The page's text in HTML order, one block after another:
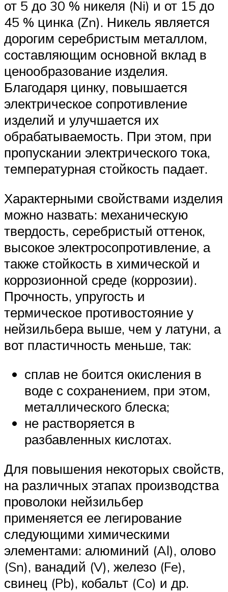
от 5 до 30 % никеля (Ni) и от 15 до
45 % цинка (Zn). Никель является
дорогим серебристым металлом,
составляющим основной вклад в
ценообразование изделия.
Благодаря цинку, повышается
электрическое сопротивление
изделий и улучшается их
обрабатываемость. При этом, при
пропускании электрического тока,
температурная стойкость падает.
Характерными свойствами изделия
можно назвать: механическую
твердость, серебристый оттенок,
высокое электросопротивление, а
также стойкость в химической и
коррозионной среде (коррозии).
Прочность, упругость и
термическое противостояние у
нейзильбера выше, чем у латуни, а
вот пластичность меньше, так:
сплав не боится окисления в
воде с сохранением, при этом,
металлического блеска;
не растворяется в
разбавленных кислотах.
Для повышения некоторых свойств,
на различных этапах производства
проволоки нейзильбер
применяется ее легирование
следующими химическими
элементами: алюминий (Al), олово
(Sn), ванадий (V), железо (Fe),
свинец (Pb), кобальт (Co) и др.